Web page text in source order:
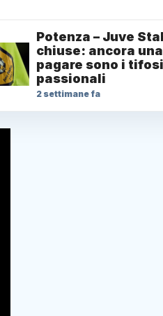
Potenza – Juve
chiuse: ancora
pagare sono i
passionali
2 settimane fa